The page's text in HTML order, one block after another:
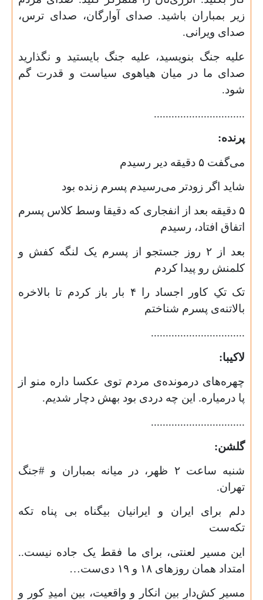
زیر بمباران باشید. صدای آوارگان، صدای ترس،
صدای ویرانی.
علیه جنگ بنویسید، علیه جنگ بایستید و نگذارید
صدای ما در میان هیاهوی سیاست و قدرت گم
شود.
...............................
پرنده:
می‌گفت ۵ دقیقه دیر رسیدم
شاید اگر زودتر می‌رسیدم‌ پسرم زنده بود
۵ دقیقه بعد از انفجاری که دقیقا وسط کلاس پسرم
اتفاق افتاد، رسیدم
بعد از ۲ روز جستجو از پسرم یک لنگه کفش و
کلمنش رو پیدا کردم
تک تکِ کاور اجساد را ۴ بار باز کردم تا بالاخره
بالاتنه‌ی پسرم شناختم
................................
لاکیبا:
چهره‌های درمونده‌ی مردم توی عکسا داره منو از
پا درمیاره. این چه دردی بود بهش دچار شدیم.
................................
گلشن:
شنبه ساعت۲ ظهر، در میانه بمباران و #جنگ
تهران.
دلم برای ایران و ایرانیان بیگناه بی پناه تکه
تکه‌ست
این مسیر لعنتی، برای ما فقط یک جاده نیست..
امتداد همان روزهای ۱۸ و ۱۹ دی‌ست…
مسیرِ کش‌دارِ بین انکار و واقعیت، بین امیدِ کور و